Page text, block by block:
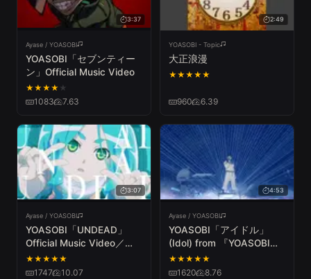
3:37
Ayase / YOASOBI
YOASOBI「セブンティー
ン」Official Music Video
★★★★ ★
1083 7.63
2:49
YOASOBI - Topic
大正浪漫
★★★★★
960 6.39
3:07
Ayase / YOASOBI
YOASOBI「UNDEAD」
Official Music Video／
『〈物語〉シリーズ オフ&
モンスターシーズン』主題
★★★★★
1747 10.07
4:53
Ayase / YOASOBI
YOASOBI「アイドル」
(Idol) from 『YOASOBI
ARENA TOUR 2023 "電光
石火"』2023.6.4@さいた
★★★★★
1620 8.76